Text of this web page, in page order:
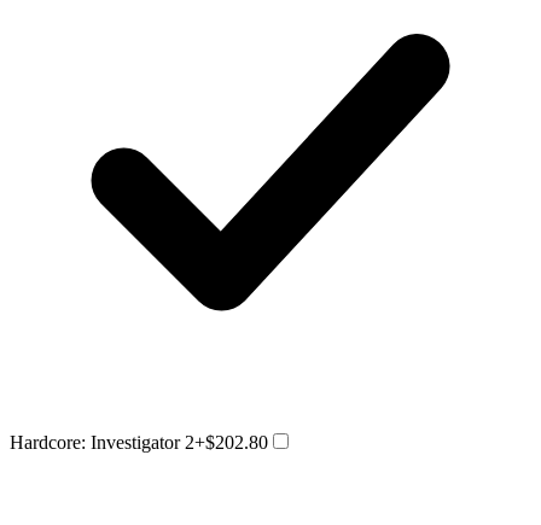
Hardcore: Investigator 2+$202.80